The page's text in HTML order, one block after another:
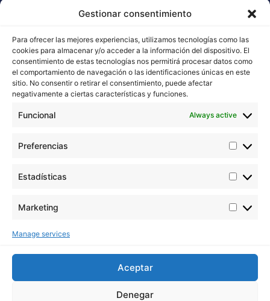
Gestionar consentimiento
Para ofrecer las mejores experiencias, utilizamos tecnologías como las
cookies para almacenar y/o acceder a la información del dispositivo. El
consentimiento de estas tecnologías nos permitirá procesar datos como
el comportamiento de navegación o las identificaciones únicas en este
sitio. No consentir o retirar el consentimiento, puede afectar
negativamente a ciertas características y funciones.
Funcional Always active
Preferencias
Estadísticas
Marketing
Manage services
Aceptar
Denegar